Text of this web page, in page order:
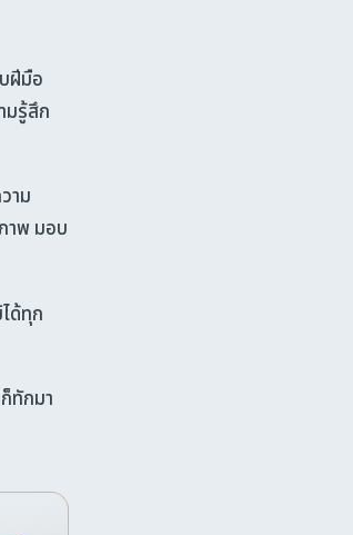
ฝีมือ
มรู้สึก
าม
าพ มอบ
ด้ทุก
ทักมา